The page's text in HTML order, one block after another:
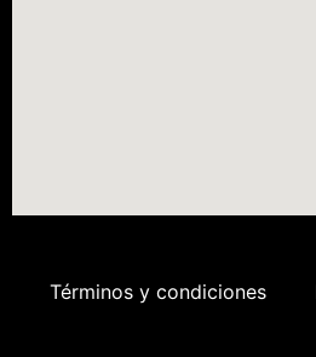
Términos y condiciones